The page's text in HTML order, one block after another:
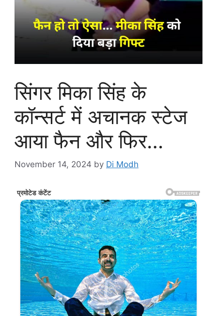
सिंगर मिका सिंह के
कॉन्सर्ट में अचानक स्टेज
आया फैन और फिर…
November 14, 2024 by Di Modh